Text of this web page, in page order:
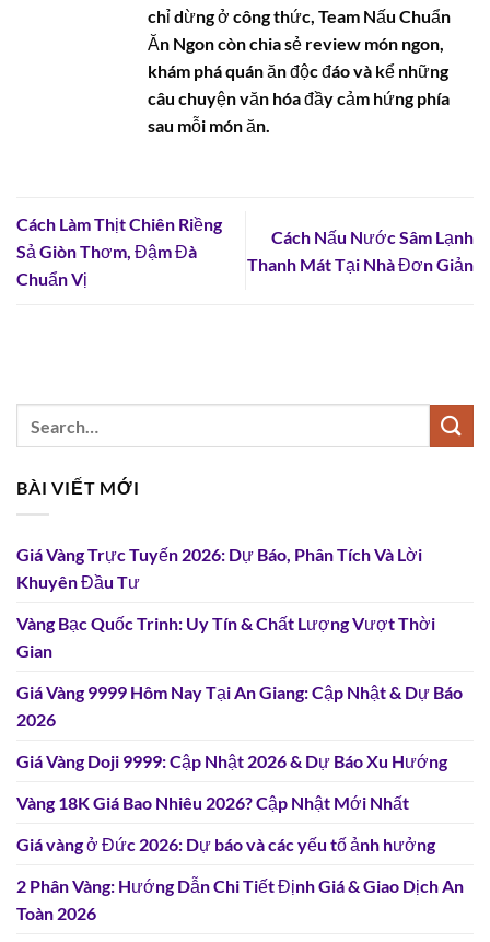
chỉ dừng ở công thức, Team Nấu Chuẩn
Ăn Ngon còn chia sẻ review món ngon,
khám phá quán ăn độc đáo và kể những
câu chuyện văn hóa đầy cảm hứng phía
sau mỗi món ăn.
Cách Làm Thịt Chiên Riềng
Sả Giòn Thơm, Đậm Đà
Chuẩn Vị
Cách Nấu Nước Sâm Lạnh
Thanh Mát Tại Nhà Đơn Giản
BÀI VIẾT MỚI
Giá Vàng Trực Tuyến 2026: Dự Báo, Phân Tích Và Lời
Khuyên Đầu Tư
Vàng Bạc Quốc Trinh: Uy Tín & Chất Lượng Vượt Thời
Gian
Giá Vàng 9999 Hôm Nay Tại An Giang: Cập Nhật & Dự Báo
2026
Giá Vàng Doji 9999: Cập Nhật 2026 & Dự Báo Xu Hướng
Vàng 18K Giá Bao Nhiêu 2026? Cập Nhật Mới Nhất
Giá vàng ở Đức 2026: Dự báo và các yếu tố ảnh hưởng
2 Phân Vàng: Hướng Dẫn Chi Tiết Định Giá & Giao Dịch An
Toàn 2026